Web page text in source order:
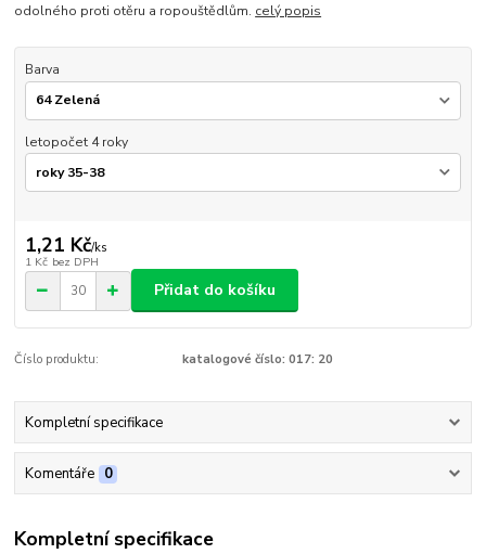
odolného proti otěru a ropouštědlům. celý popis
Barva
letopočet 4 roky
1,21 Kč/ks
1 Kč bez DPH
Přidat do košíku
Číslo produktu: katalogové číslo: 017: 20
Kompletní specifikace
Komentáře 0
Kompletní specifikace